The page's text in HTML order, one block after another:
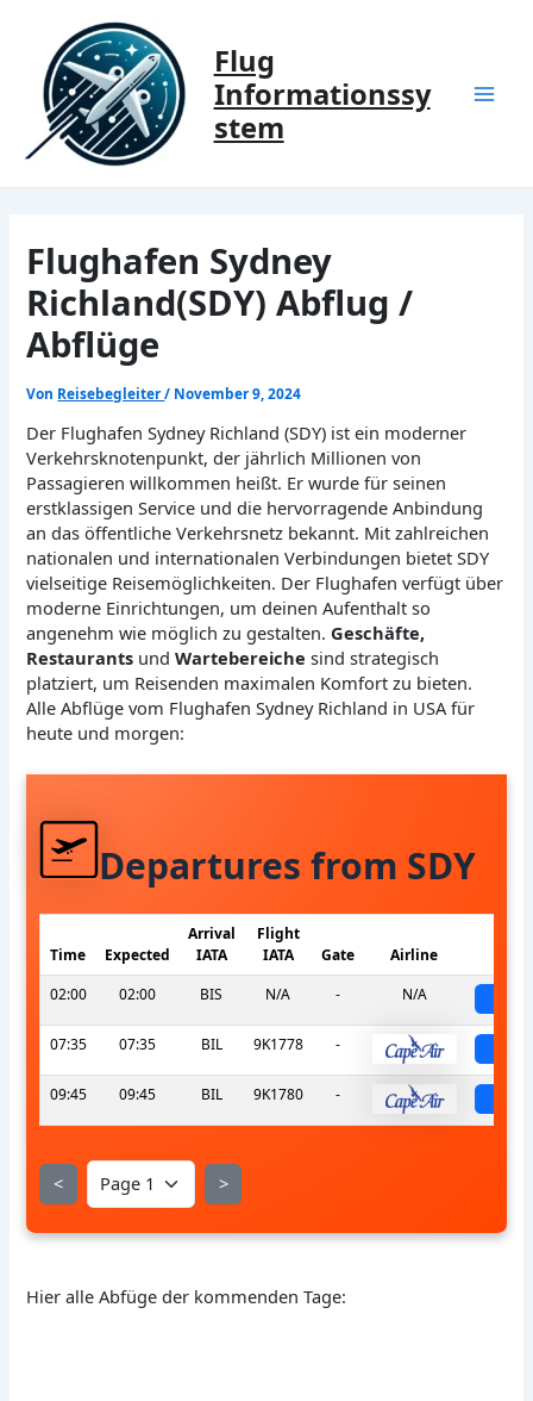
springen
Flug
Informationssy
stem
Flughafen Sydney
Richland(SDY) Abflug /
Abflüge
Von Reisebegleiter/ November 9, 2024
Der Flughafen Sydney Richland (SDY) ist ein moderner
Verkehrsknotenpunkt, der jährlich Millionen von
Passagieren willkommen heißt. Er wurde für seinen
erstklassigen Service und die hervorragende Anbindung
an das öffentliche Verkehrsnetz bekannt. Mit zahlreichen
nationalen und internationalen Verbindungen bietet SDY
vielseitige Reisemöglichkeiten. Der Flughafen verfügt über
moderne Einrichtungen, um deinen Aufenthalt so
angenehm wie möglich zu gestalten.Geschäfte,
Restaurants undWartebereiche sind strategisch
platziert, um Reisenden maximalen Komfort zu bieten.
Alle Abflüge vom Flughafen Sydney Richland in USA für
heute und morgen:
Departures from SDY
Time Expected
Arrival
IATA
Flight
IATA
Gate Airline
02:00
02:00 BIS N/A - N/A
07:35 07:35 BIL 9K1778 -
09:45 09:45 BIL 9K1780 -
< >
Hier alle Abfüge der kommenden Tage: